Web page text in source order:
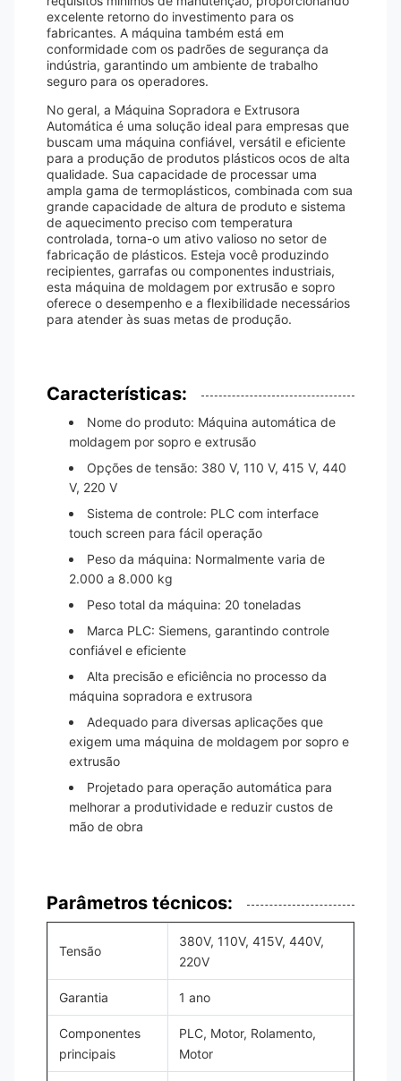
excelente retorno do investimento para os
fabricantes. A máquina também está em
conformidade com os padrões de segurança da
indústria, garantindo um ambiente de trabalho
seguro para os operadores.
No geral, a Máquina Sopradora e Extrusora
Automática é uma solução ideal para empresas que
buscam uma máquina confiável, versátil e eficiente
para a produção de produtos plásticos ocos de alta
qualidade. Sua capacidade de processar uma
ampla gama de termoplásticos, combinada com sua
grande capacidade de altura de produto e sistema
de aquecimento preciso com temperatura
controlada, torna-o um ativo valioso no setor de
fabricação de plásticos. Esteja você produzindo
recipientes, garrafas ou componentes industriais,
esta máquina de moldagem por extrusão e sopro
oferece o desempenho e a flexibilidade necessários
para atender às suas metas de produção.
Características:
Nome do produto: Máquina automática de
moldagem por sopro e extrusão
Opções de tensão: 380 V, 110 V, 415 V, 440
V, 220 V
Sistema de controle: PLC com interface
touch screen para fácil operação
Peso da máquina: Normalmente varia de
2.000 a 8.000 kg
Peso total da máquina: 20 toneladas
Marca PLC: Siemens, garantindo controle
confiável e eficiente
Alta precisão e eficiência no processo da
máquina sopradora e extrusora
Adequado para diversas aplicações que
exigem uma máquina de moldagem por sopro e
extrusão
Projetado para operação automática para
melhorar a produtividade e reduzir custos de
mão de obra
Parâmetros técnicos:
Tensão
380V, 110V, 415V, 440V,
220V
Garantia 1 ano
Componentes
principais
PLC, Motor, Rolamento,
Motor